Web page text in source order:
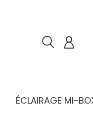
ÉCLAIRAGE MI-